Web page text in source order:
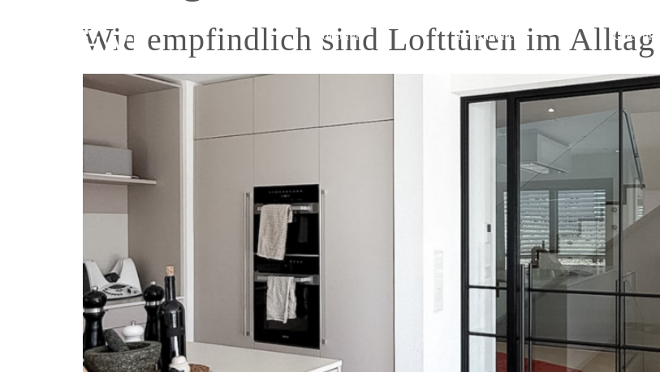
Lofttüren Inspirationen Über uns
Wie empfindlich sind Lofttüren im